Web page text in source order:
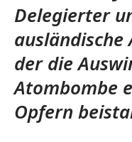
Delegierter
der die
Atombombe
Opfern